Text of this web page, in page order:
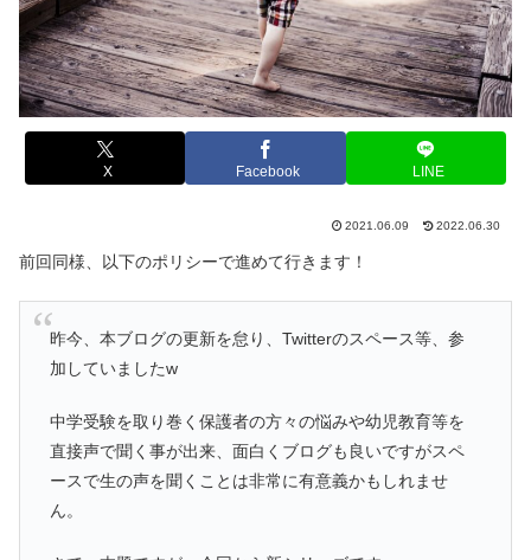
X Facebook LINE
2021.06.09 2022.06.30
前回同様、以下のポリシーで進めて行きます！
昨今、本ブログの更新を怠り、Twitterのスペース等、参
加していましたw
中学受験を取り巻く保護者の方々の悩みや幼児教育等を
直接声で聞く事が出来、面白くブログも良いですがスペ
ースで生の声を聞くことは非常に有意義かもしれませ
ん。